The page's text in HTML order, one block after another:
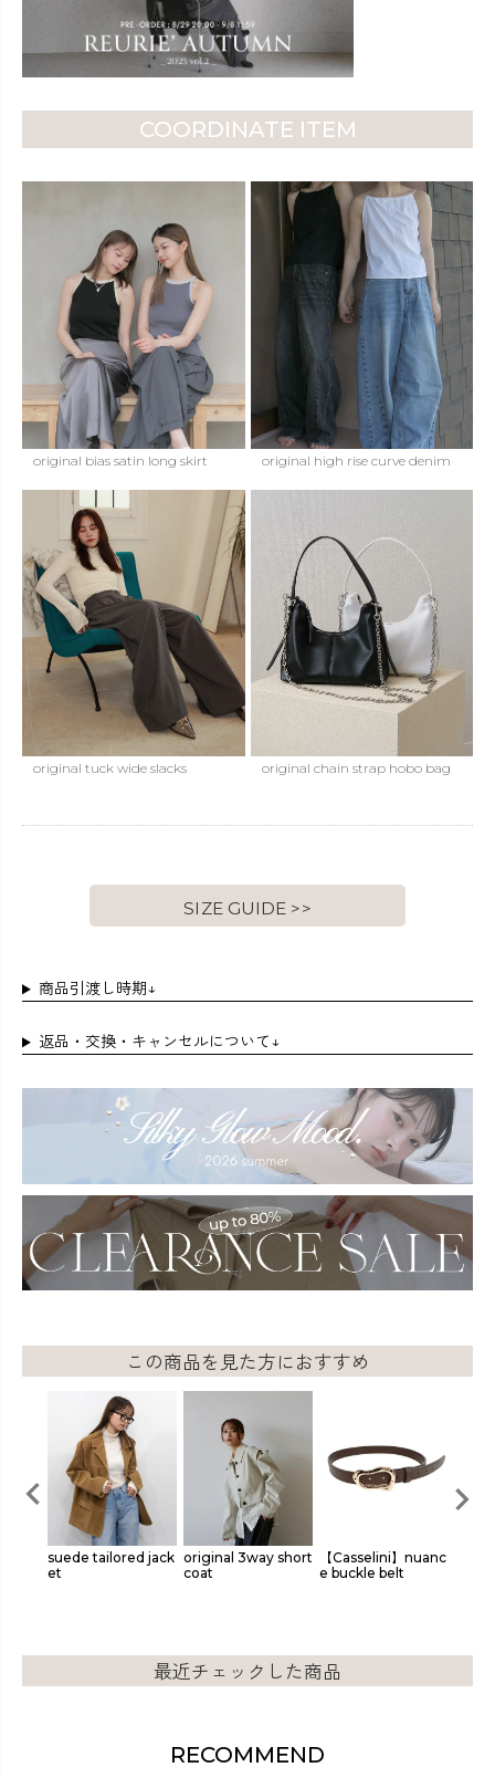
COORDINATE ITEM
original bias satin long skirt original high rise curve denim
original tuck wide slacks original chain strap hobo bag
SIZE GUIDE >>
商品引渡し時期↓
返品・交換・キャンセルについて↓
この商品を見た方におすすめ
suede tailored jack
et
original 3way short
coat
【Casselini】nuanc
e buckle belt
最近チェックした商品
RECOMMEND